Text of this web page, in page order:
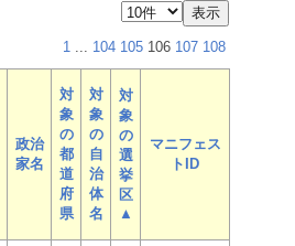
1 ... 104 105 106 107 108
政治
家名
対
象
の
都
道
府
県
対
象
の
自
治
体
名
対
象
の
選
挙
区
▲
マニフェス
トID